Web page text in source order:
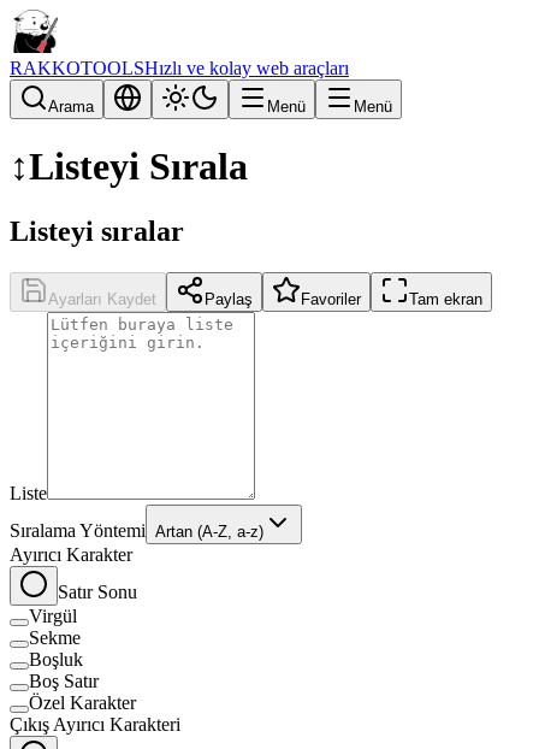
RAKKOTOOLSHızlı ve kolay web araçları
Arama Menü Menü
↕️Listeyi Sırala
Listeyi sıralar
Ayarları Kaydet Paylaş Favoriler Tam ekran
Liste
Sıralama Yöntemi Artan (A-Z, a-z)
Ayırıcı Karakter
Satır Sonu
Virgül
Sekme
Boşluk
Boş Satır
Özel Karakter
Çıkış Ayırıcı Karakteri